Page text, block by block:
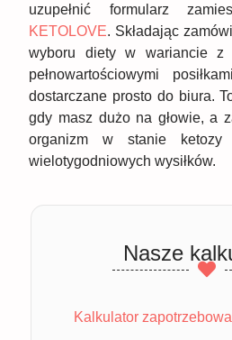
uzupełnić formularz
KETOLOVE. Składając
wyboru diety w wariancie z
pełnowartościowymi
dostarczane prosto do biura.
gdy masz dużo na głowie, a
organizm w stanie
wielotygodniowych wysiłków.
Nasze
Kalkulator